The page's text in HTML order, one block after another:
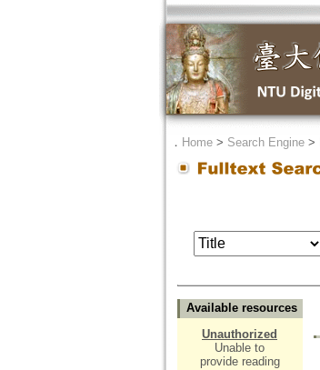
． Home> Search Engine>
Available resources
Unauthorized
Unable to
provide reading